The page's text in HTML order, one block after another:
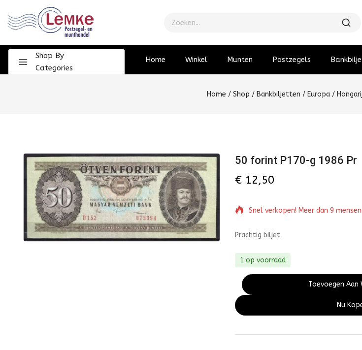
Shop By
Categories
Home Winkel Munten Postzegels
Home / Shop / Bankbiljetten / Europa /
50 forint P170-g 1986 Pr
€ 12,50
Snel verkopen! Meer dan 9
Prachtig biljet
1 op voorraad
Toevoegen Aan
Nu